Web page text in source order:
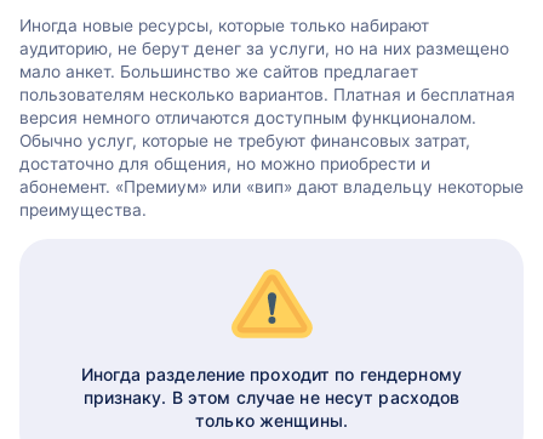
Иногда новые ресурсы, которые только набирают
аудиторию, не берут денег за услуги, но на них размещено
мало анкет. Большинство же сайтов предлагает
пользователям несколько вариантов. Платная и бесплатная
версия немного отличаются доступным функционалом.
Обычно услуг, которые не требуют финансовых затрат,
достаточно для общения, но можно приобрести и
абонемент. «Премиум» или «вип» дают владельцу некоторые
преимущества.
Иногда разделение проходит по гендерному
признаку. В этом случае не несут расходов
только женщины.